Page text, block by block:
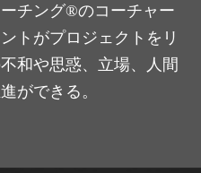
チング®のコーチャー
トがプロジェクトをリ
和や思惑、立場、人間
ができる。